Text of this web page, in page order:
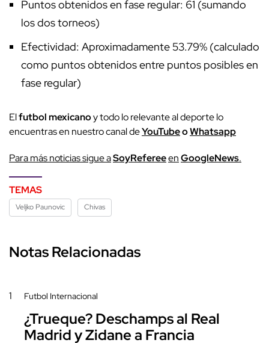
Puntos obtenidos en fase regular: 61 (sumando
los dos torneos)
Efectividad: Aproximadamente 53.79% (calculado
como puntos obtenidos entre puntos posibles en
fase regular)
Elfutbol mexicanoy todo lo relevante al deporte lo
encuentras en nuestro canal deYouTubeoWhatsapp
Para más noticias sigue aSoyRefereeenGoogleNews.
TEMAS
Veljko Paunovic Chivas
Notas Relacionadas
1 Futbol Internacional
¿Trueque? Deschamps al Real
Madrid y Zidane a Francia